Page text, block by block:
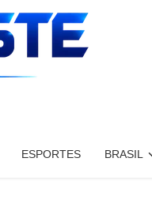
ESPORTES BRASIL